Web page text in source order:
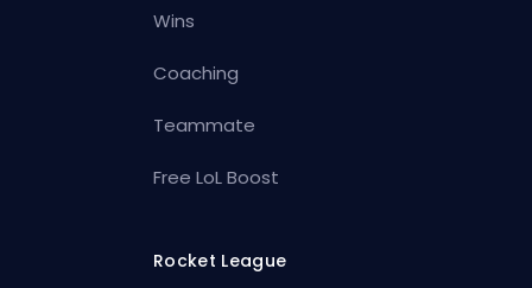
Wins
Coaching
Teammate
Free LoL Boost
Rocket League